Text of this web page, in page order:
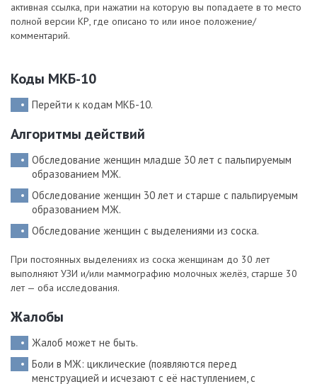
активная ссылка, при нажатии на которую вы попадаете в то место
полной версии КР, где описано то или иное положение/
комментарий.
Коды МКБ-10
Перейти к кодам МКБ-10.
Алгоритмы действий
Обследование женщин младше 30 лет с пальпируемым
образованием МЖ.
Обследование женщин 30 лет и старше с пальпируемым
образованием МЖ.
Обследование женщин с выделениями из соска.
При постоянных выделениях из соска женщинам до 30 лет
выполняют УЗИ ­и­/­или маммографию молочных желёз, старше 30
лет — оба исследования.
Жалобы
Жалоб может не быть.
Боли в МЖ: циклические (появляются перед
менструацией и исчезают с её наступлением, с